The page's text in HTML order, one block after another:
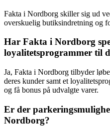
Fakta i Nordborg skiller sig ud
overskuelig butiksindretning og
Har Fakta i Nordborg
loyalitetsprogrammer til
Ja, Fakta i Nordborg tilbyder
deres kunder samt et
og få bonus på udvalgte varer.
Er der
Nordborg?